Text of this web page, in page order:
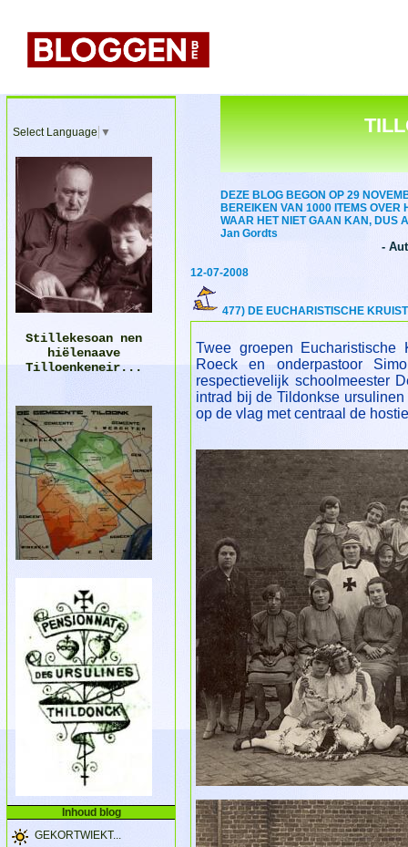
Select Language ▼
Stillekesoan nen
hiëlenaave
Tilloenkeneir...
Inhoud blog
GEKORTWIEKT...
DEZE BLOG BEGON OP 29
BEREIKEN VAN 1000 ITEMS OVER
WAAR HET NIET GAAN KAN, DUS
Jan Gordts
-
12-07-2008
477) DE EUCHARISTISCHE
Twee groepen
Roeck en onderpastoor
respectievelijk schoolmeester
intrad bij de Tildonkse
op de vlag met centraal de